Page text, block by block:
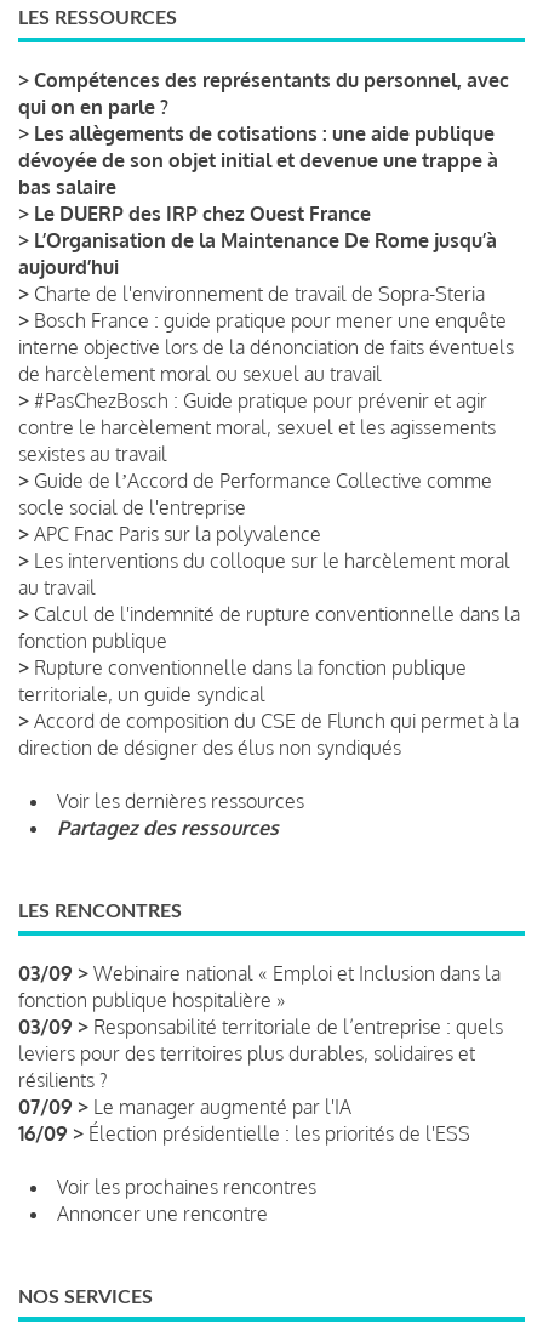
LES RESSOURCES
> Compétences des représentants du personnel, avec
qui on en parle ?
> Les allègements de cotisations : une aide publique
dévoyée de son objet initial et devenue une trappe à
bas salaire
> Le DUERP des IRP chez Ouest France
> L’Organisation de la Maintenance De Rome jusqu’à
aujourd’hui
> Charte de l'environnement de travail de Sopra-Steria
> Bosch France : guide pratique pour mener une enquête
interne objective lors de la dénonciation de faits éventuels
de harcèlement moral ou sexuel au travail
> #PasChezBosch : Guide pratique pour prévenir et agir
contre le harcèlement moral, sexuel et les agissements
sexistes au travail
> Guide de lʼAccord de Performance Collective comme
socle social de l'entreprise
> APC Fnac Paris sur la polyvalence
> Les interventions du colloque sur le harcèlement moral
au travail
> Calcul de l'indemnité de rupture conventionnelle dans la
fonction publique
> Rupture conventionnelle dans la fonction publique
territoriale, un guide syndical
> Accord de composition du CSE de Flunch qui permet à la
direction de désigner des élus non syndiqués
Voir les dernières ressources
Partagez des ressources
LES RENCONTRES
03/09 > Webinaire national « Emploi et Inclusion dans la
fonction publique hospitalière »
03/09 > Responsabilité territoriale de l’entreprise : quels
leviers pour des territoires plus durables, solidaires et
résilients ?
07/09 > Le manager augmenté par l'IA
16/09 > Élection présidentielle : les priorités de l'ESS
Voir les prochaines rencontres
Annoncer une rencontre
NOS SERVICES